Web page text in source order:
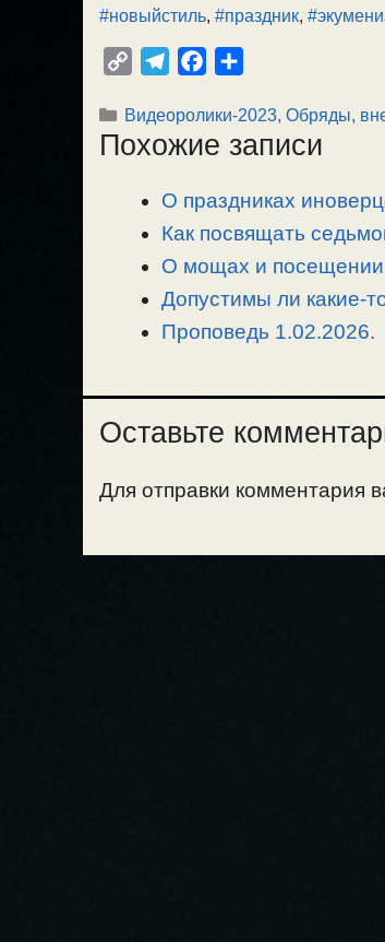
#новыйстиль, #праздник,
p
y
l
e
r
a
m
c
e
o
o
k
п
р
в
и
т
Рубрики
Видеоролики-2023, Обряды,
Похожие записи
О праздниках
Как посвящать
О мощах и посещении
Допустимы ли какие-
Проповедь 1.02.2026.
Оставьте
Для отправки комментария